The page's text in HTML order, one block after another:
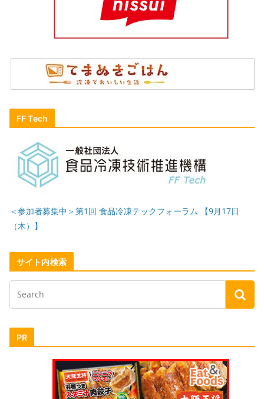
FF Tech
＜参加者募集中＞第1回 食品冷凍テックフォーラム 【9月17日
（木）】
サイト内検索
PR